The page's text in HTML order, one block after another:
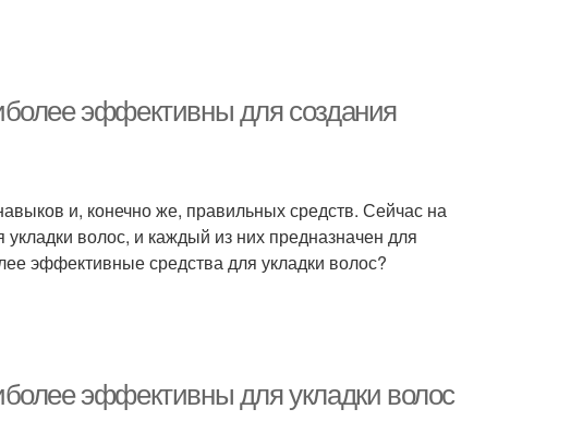
эффективны для создания
и, конечно же, правильных средств. Сейчас на
волос, и каждый из них предназначен для
эффективные средства для укладки волос?
эффективны для укладки волос